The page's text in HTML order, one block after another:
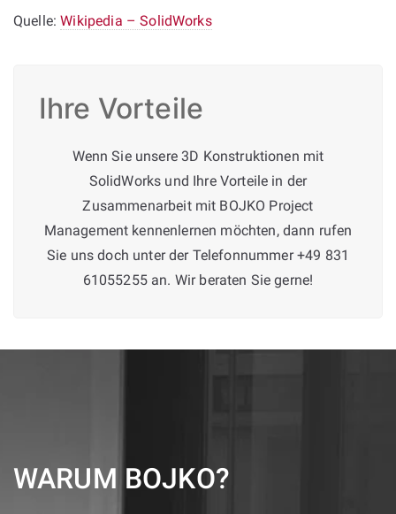
Quelle:Wikipedia – SolidWorks
Ihre Vorteile
Wenn Sie unsere 3D Konstruktionen mit
SolidWorks und Ihre Vorteile in der
Zusammenarbeit mit BOJKO Project
Management kennenlernen möchten, dann rufen
Sie uns doch unter der Telefonnummer +49 831
61055255 an. Wir beraten Sie gerne!
WARUM BOJKO?